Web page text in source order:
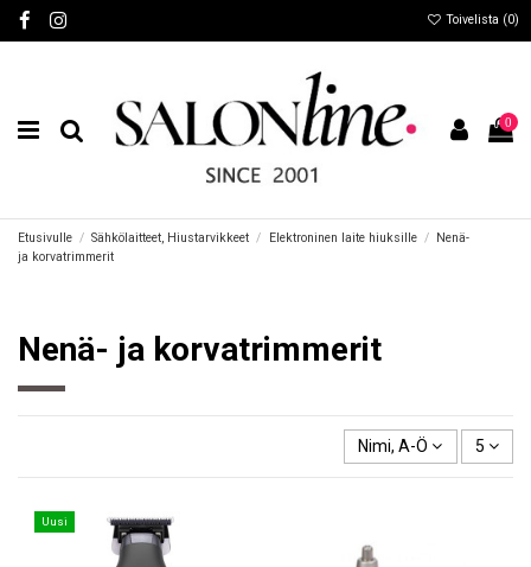
Toivelista (0)
0
Etusivulle Sähkölaitteet, Hiustarvikkeet Elektroninen laite hiuksille
Nenä-
ja korvatrimmerit
Nenä- ja korvatrimmerit
Nimi, A-Ö 5
Uusi